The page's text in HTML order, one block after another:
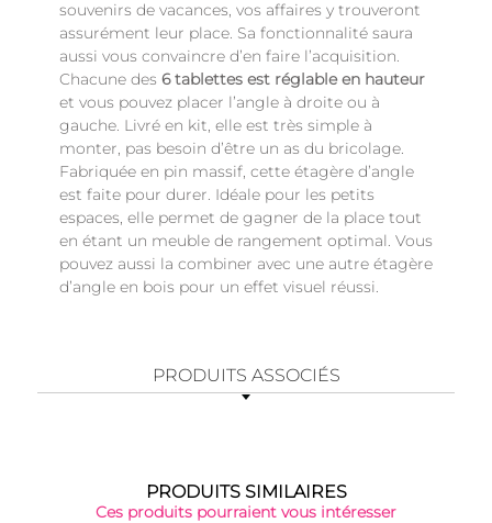
souvenirs de vacances, vos affaires y trouveront
assurément leur place. Sa fonctionnalité saura
aussi vous convaincre d’en faire l’acquisition.
Chacune des 6 tablettes est réglable en hauteur
et vous pouvez placer l’angle à droite ou à
gauche. Livré en kit, elle est très simple à
monter, pas besoin d’être un as du bricolage.
Fabriquée en pin massif, cette étagère d’angle
est faite pour durer. Idéale pour les petits
espaces, elle permet de gagner de la place tout
en étant un meuble de rangement optimal. Vous
pouvez aussi la combiner avec une autre étagère
d’angle en bois pour un effet visuel réussi.
PRODUITS ASSOCIÉS
PRODUITS SIMILAIRES
Ces produits pourraient vous intéresser